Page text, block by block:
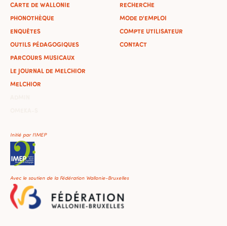
CARTE DE WALLONIE
PHONOTHÈQUE
ENQUÊTES
OUTILS PÉDAGOGIQUES
PARCOURS MUSICAUX
LE JOURNAL DE MELCHIOR
MELCHIOR
RECHERCHE
MODE D'EMPLOI
COMPTE UTILISATEUR
CONTACT
Initié par l'IMEP
Avec le soutien de la Fédération Wallonie-Bruxelles